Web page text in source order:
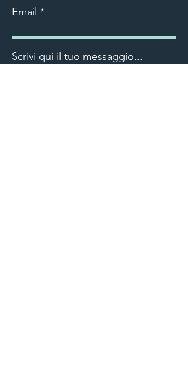
Email
Scrivi qui il tuo messaggio...